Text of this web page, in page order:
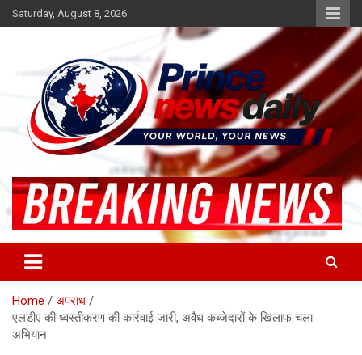
Skip
to
Saturday, August 8, 2026
Princenews Daily
Home
अपराध
एलडीए की ध्‍वस्‍तीकरण की कार्रवाई जारी, अवैध कब्‍जेदारों के खिलाफ चला
अभियान